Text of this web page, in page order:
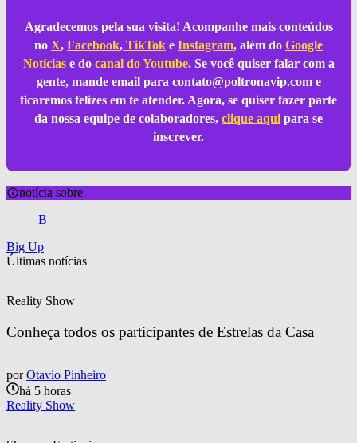
Agradecemos pela sua visita! Acompanhe mais conteúdos
no X, Facebook, TikTok e Instagram, além do Google
Notíciase docanal do Youtube. Se você quiser falar com a
gente, mande email para contato@poltronavip.come
ficaremos felizes em te atender. Agora, se quiser fazer parte
da nossa equipe de colaboradores, clique aqui para se
inscrever.
notícia sobre
B
Big Up
Últimas notícias
Reality Show
Conheça todos os participantes de Estrelas da Casa
por Otavio Pinheiro
há 5 horas
Reality Show